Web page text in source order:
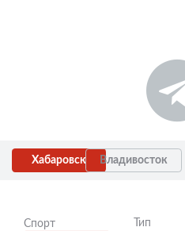
Хабаровск Владивосток
Спорт
Тип